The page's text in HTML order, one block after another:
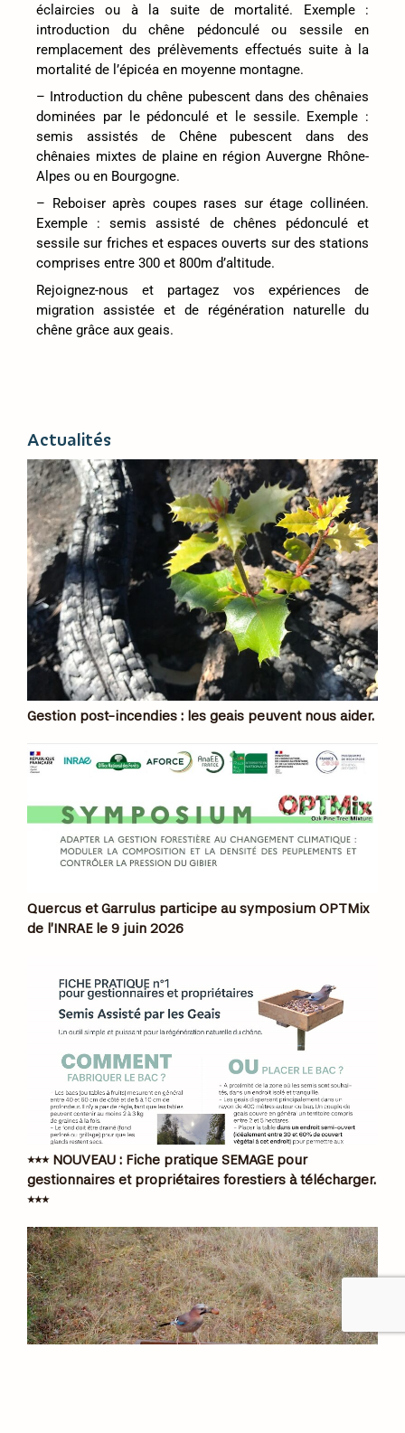
éclaircies ou à la suite de mortalité. Exemple :
introduction du chêne pédonculé ou sessile en
remplacement des prélèvements effectués suite à la
mortalité de l’épicéa en moyenne montagne.
– Introduction du chêne pubescent dans des chênaies
dominées par le pédonculé et le sessile. Exemple :
semis assistés de Chêne pubescent dans des
chênaies mixtes de plaine en région Auvergne Rhône-
Alpes ou en Bourgogne.
– Reboiser après coupes rases sur étage collinéen.
Exemple : semis assisté de chênes pédonculé et
sessile sur friches et espaces ouverts sur des stations
comprises entre 300 et 800m d’altitude.
Rejoignez-nous et partagez vos expériences de
migration assistée et de régénération naturelle du
chêne grâce aux geais.
Actualités
Gestion post-incendies : les geais peuvent nous aider.
Quercus et Garrulus participe au symposium OPTMix
de l’INRAE le 9 juin 2026
*** NOUVEAU : Fiche pratique SEMAGE pour
gestionnaires et propriétaires forestiers à télécharger.
***